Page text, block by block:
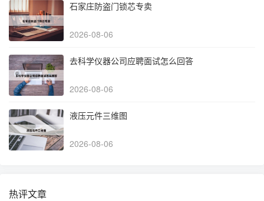
石家庄防盗门锁芯专卖
2026-08-06
去科学仪器公司应聘面试怎么回答
2026-08-06
液压元件三维图
2026-08-06
热评文章